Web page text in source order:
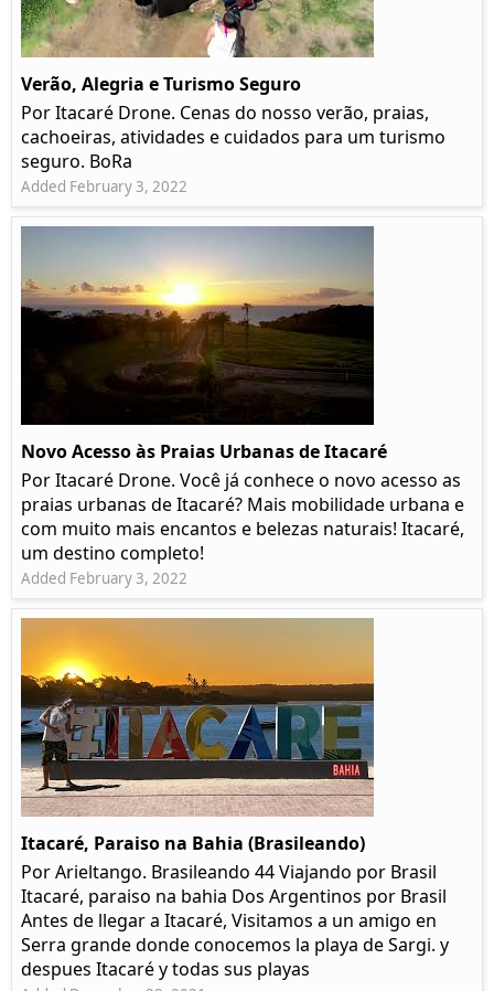
Verão, Alegria e Turismo Seguro
Por Itacaré Drone. Cenas do nosso verão, praias,
cachoeiras, atividades e cuidados para um turismo
seguro. BoRa
Added February 3, 2022
Novo Acesso às Praias Urbanas de Itacaré
Por Itacaré Drone. Você já conhece o novo acesso as
praias urbanas de Itacaré? Mais mobilidade urbana e
com muito mais encantos e belezas naturais! Itacaré,
um destino completo!
Added February 3, 2022
Itacaré, Paraiso na Bahia (Brasileando)
Por Arieltango. Brasileando 44 Viajando por Brasil
Itacaré, paraiso na bahia Dos Argentinos por Brasil
Antes de llegar a Itacaré, Visitamos a un amigo en
Serra grande donde conocemos la playa de Sargi. y
despues Itacaré y todas sus playas